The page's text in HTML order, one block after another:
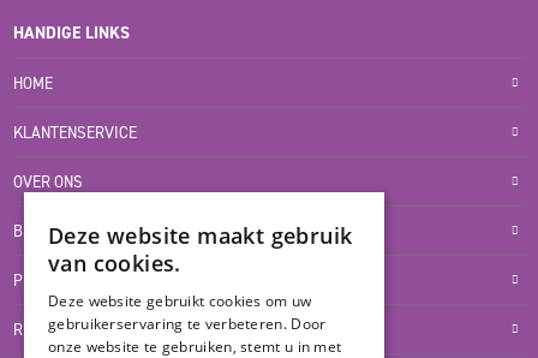
HANDIGE LINKS
HOME
KLANTENSERVICE
OVER ONS
BLOG
PRIVACYVERKLARING
RETOUR- EN TERUGBETALINGSBELEID
Deze website maakt gebruik
van cookies.
Deze website gebruikt cookies om uw
gebruikerservaring te verbeteren. Door
onze website te gebruiken, stemt u in met